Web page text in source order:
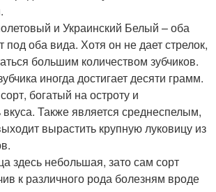
и Украинский Белый – оба
под оба вида. Хотя он не дает стрелок,
большим количеством зубчиков.
иногда достигает десяти грамм.
богатый на остроту и
Также является среднеспелым,
вырастить крупную луковицу из
здесь небольшая, зато сам сорт
к различного рода болезням вроде